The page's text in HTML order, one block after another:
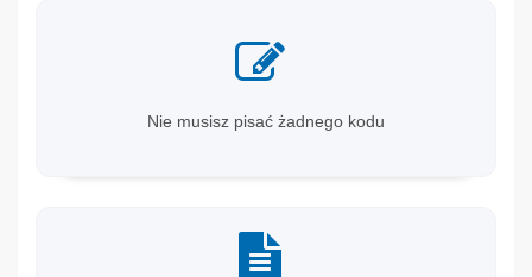
Nie musisz pisać żadnego kodu